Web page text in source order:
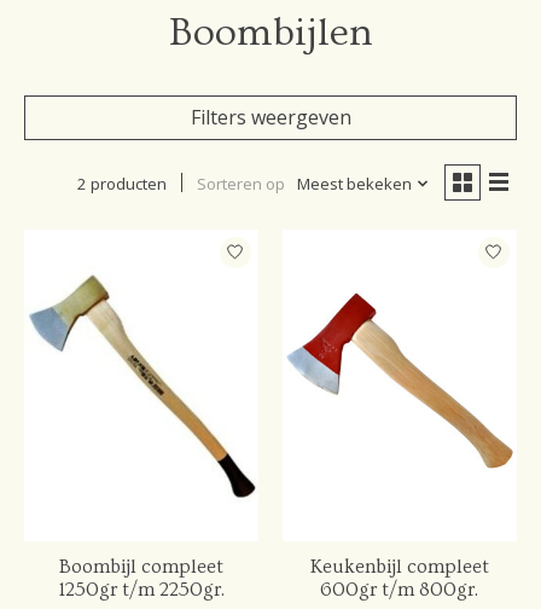
Boombijlen
Filters weergeven
2 producten Sorteren op Meest bekeken
Boombijl compleet
1250gr t/m 2250gr.
Keukenbijl compleet
600gr t/m 800gr.